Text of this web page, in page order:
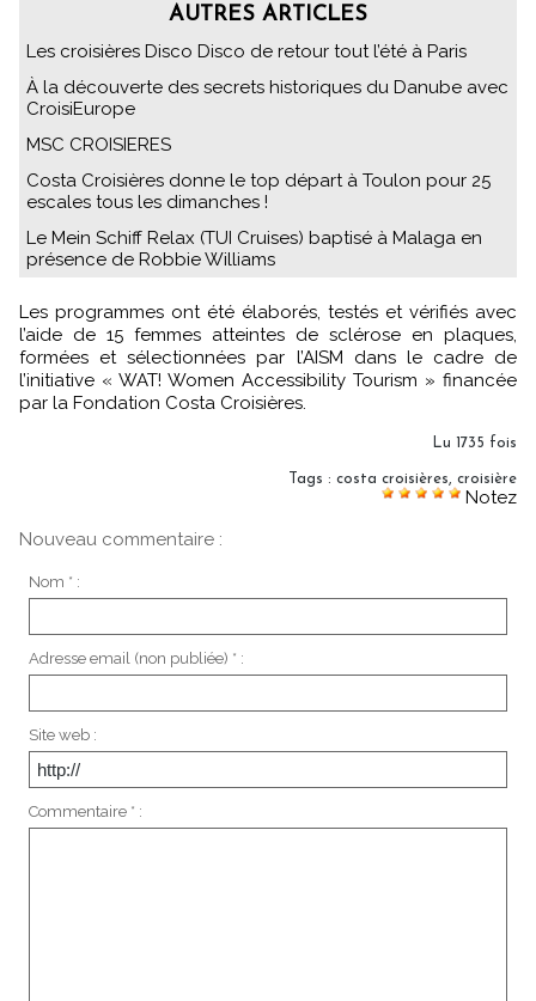
AUTRES ARTICLES
Les croisières Disco Disco de retour tout l’été à Paris
À la découverte des secrets historiques du Danube avec
CroisiEurope
MSC CROISIERES
Costa Croisières donne le top départ à Toulon pour 25
escales tous les dimanches !
Le Mein Schiff Relax (TUI Cruises) baptisé à Malaga en
présence de Robbie Williams
Les programmes ont été élaborés, testés et vérifiés avec
l’aide de 15 femmes atteintes de sclérose en plaques,
formées et sélectionnées par l’AISM dans le cadre de
l’initiative « WAT! Women Accessibility Tourism » financée
par la Fondation Costa Croisières.
Lu 1735 fois
Tags : costa croisières, croisière
Notez
Nouveau commentaire :
Nom * :
Adresse email (non publiée) * :
Site web :
Commentaire * :